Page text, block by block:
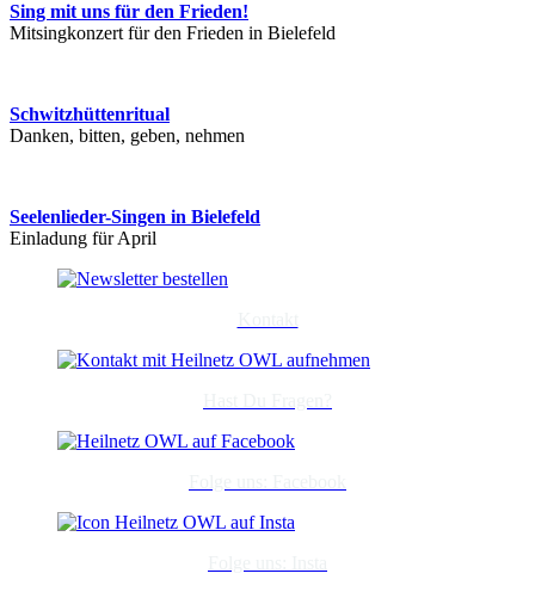
Sing mit uns für den Frieden!
Mitsingkonzert für den Frieden in Bielefeld
Schwitzhüttenritual
Danken, bitten, geben, nehmen
Seelenlieder-Singen in Bielefeld
Einladung für April